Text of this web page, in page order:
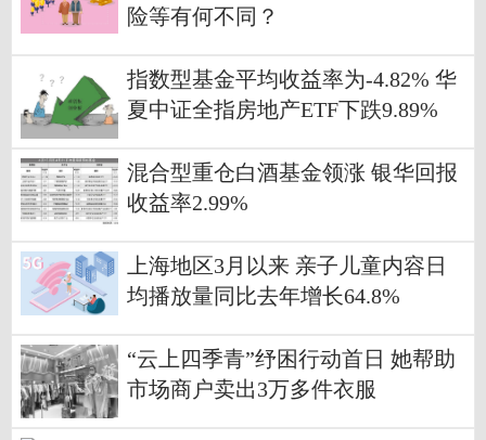
险等有何不同？
指数型基金平均收益率为-4.82% 华
夏中证全指房地产ETF下跌9.89%
混合型重仓白酒基金领涨 银华回报
收益率2.99%
上海地区3月以来 亲子儿童内容日
均播放量同比去年增长64.8%
“云上四季青”纾困行动首日 她帮助
市场商户卖出3万多件衣服